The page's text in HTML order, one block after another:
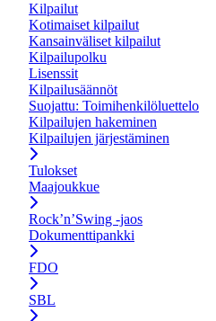
Kilpailut
Kotimaiset kilpailut
Kansainväliset kilpailut
Kilpailupolku
Lisenssit
Kilpailusäännöt
Suojattu: Toimihenkilöluettelo
Kilpailujen hakeminen
Kilpailujen järjestäminen
Tulokset
Maajoukkue
Rock’n’Swing -jaos
Dokumenttipankki
FDO
SBL